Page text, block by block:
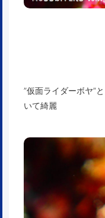
”仮面ライダーボヤ”
いて綺麗